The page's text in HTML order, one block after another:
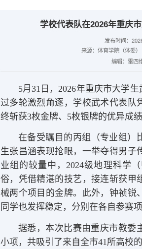
学校代表队在2026年重庆
发布时间：
来源：体育学院（体委）
编辑： 雷四
5月31日，2026年重庆市大学
过多轮激烈角逐，学校武术代表队
终斩获3枚金牌、5枚银牌的优异成绩
在备受瞩目的丙组（专业组）
生张昌涵表现抢眼，一举夺得男子
业组的较量中，2024级地理科学
俗，凭借精湛的技艺，接连斩获甲
械两个项目的金牌。此外，钟祯锐
同学也发挥稳定，分别在各自参赛
据悉，本次比赛由重庆市教委
小项， 共吸引了来自全市41所高校